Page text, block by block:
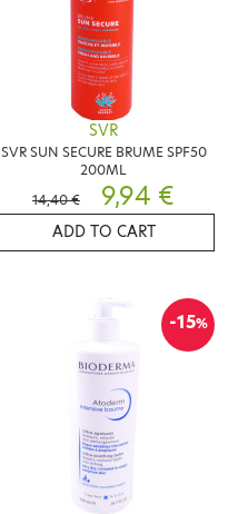
SVR
SVR SUN SECURE BRUME SPF50
200ML
14,40 €
9,94 €
ADD TO CART
-15%